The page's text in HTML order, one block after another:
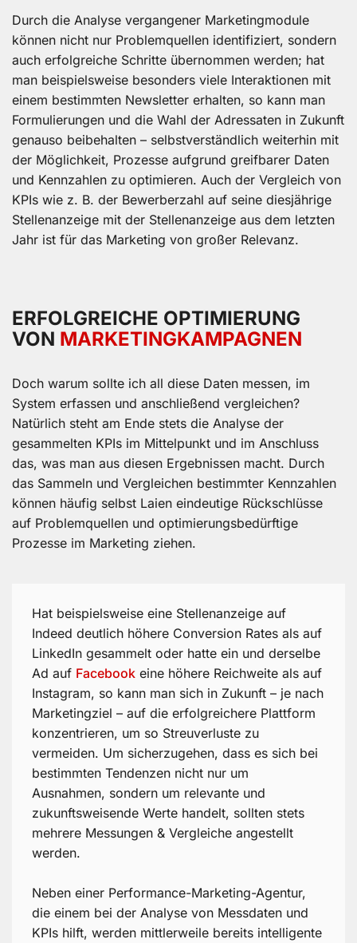
Durch die Analyse vergangener Marketingmodule
können nicht nur Problemquellen identifiziert, sondern
auch erfolgreiche Schritte übernommen werden; hat
man beispielsweise besonders viele Interaktionen mit
einem bestimmten Newsletter erhalten, so kann man
Formulierungen und die Wahl der Adressaten in Zukunft
genauso beibehalten – selbstverständlich weiterhin mit
der Möglichkeit, Prozesse aufgrund greifbarer Daten
und Kennzahlen zu optimieren. Auch der Vergleich von
KPIs wie z. B. der Bewerberzahl auf seine diesjährige
Stellenanzeige mit der Stellenanzeige aus dem letzten
Jahr ist für das Marketing von großer Relevanz.
ERFOLGREICHE OPTIMIERUNG
VON MARKETING­KAMPAGNEN
Doch warum sollte ich all diese Daten messen, im
System erfassen und anschließend vergleichen?
Natürlich steht am Ende stets die Analyse der
gesammelten KPIs im Mittelpunkt und im Anschluss
das, was man aus diesen Ergebnissen macht. Durch
das Sammeln und Vergleichen bestimmter Kennzahlen
können häufig selbst Laien eindeutige Rückschlüsse
auf Problemquellen und optimierungsbedürftige
Prozesse im Marketing ziehen.
Hat beispielsweise eine Stellenanzeige auf
Indeed deutlich höhere Conversion Rates als auf
LinkedIn gesammelt oder hatte ein und derselbe
Ad auf Facebook eine höhere Reichweite als auf
Instagram, so kann man sich in Zukunft – je nach
Marketingziel – auf die erfolgreichere Plattform
konzentrieren, um so Streuverluste zu
vermeiden. Um sicherzugehen, dass es sich bei
bestimmten Tendenzen nicht nur um
Ausnahmen, sondern um relevante und
zukunftsweisende Werte handelt, sollten stets
mehrere Messungen & Vergleiche angestellt
werden.
Neben einer Performance-Marketing-Agentur,
die einem bei der Analyse von Messdaten und
KPIs hilft, werden mittlerweile bereits intelligente